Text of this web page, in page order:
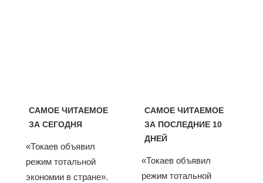
САМОЕ ЧИТАЕМОЕ
ЗА СЕГОДНЯ
«Токаев объявил
режим тотальной
экономии в стране».
САМОЕ ЧИТАЕМОЕ
ЗА ПОСЛЕДНИЕ 10
ДНЕЙ
«Токаев объявил
режим тотальной